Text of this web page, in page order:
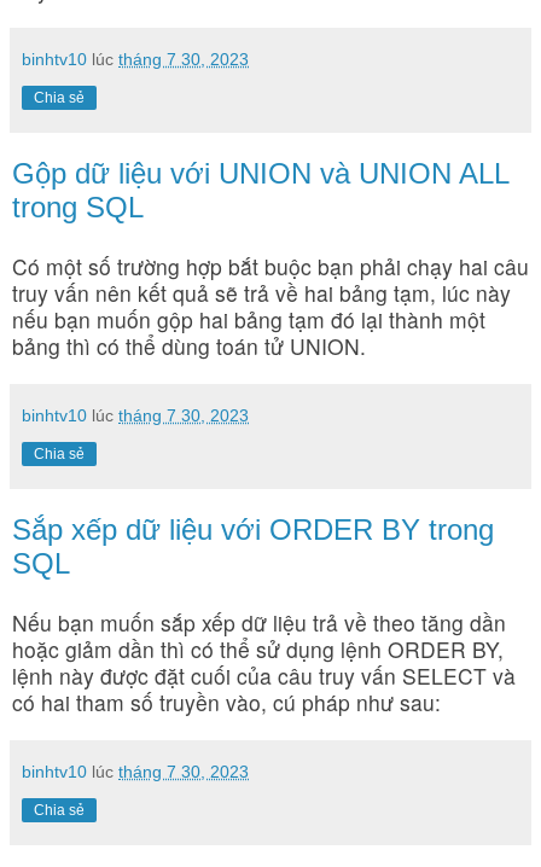
binhtv10 lúc tháng 7 30, 2023
Chia sẻ
Gộp dữ liệu với UNION và UNION ALL
trong SQL
Có một số trường hợp bắt buộc bạn phải chạy hai câu
truy vấn nên kết quả sẽ trả về hai bảng tạm, lúc này
nếu bạn muốn gộp hai bảng tạm đó lại thành một
bảng thì có thể dùng toán tử UNION.
binhtv10 lúc tháng 7 30, 2023
Chia sẻ
Sắp xếp dữ liệu với ORDER BY trong
SQL
Nếu bạn muốn sắp xếp dữ liệu trả về theo tăng dần
hoặc giảm dần thì có thể sử dụng lệnh ORDER BY,
lệnh này được đặt cuối của câu truy vấn SELECT và
có hai tham số truyền vào, cú pháp như sau:
binhtv10 lúc tháng 7 30, 2023
Chia sẻ